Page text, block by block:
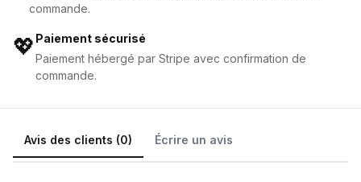
commande.
💖 Paiement sécurisé
Paiement hébergé par Stripe avec confirmation de
commande.
Avis des clients (0) Écrire un avis